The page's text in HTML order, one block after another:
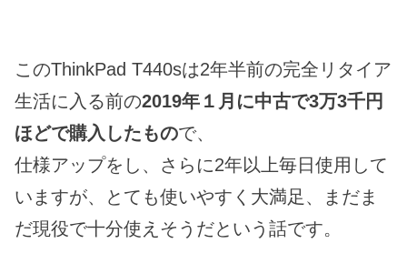
このThinkPad T440sは2年半前の完全リタイア
生活に入る前の2019年１月に中古で3万3千円
ほどで購入したもので、
仕様アップをし、さらに2年以上毎日使用して
いますが、とても使いやすく大満足、まだま
だ現役で十分使えそうだという話です。